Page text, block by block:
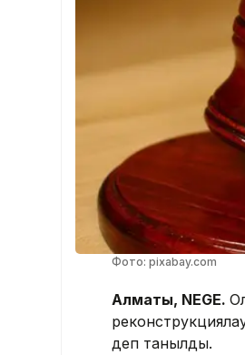
Фото: pixabay.com
Алматы, NEGE.
деп танылды.